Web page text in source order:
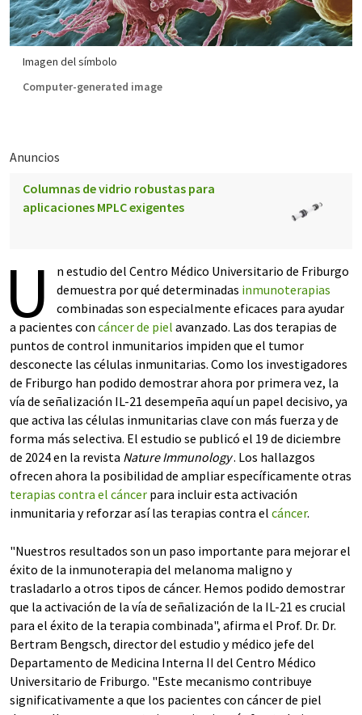
Imagen del símbolo
Computer-generated image
Anuncios
Columnas de vidrio robustas para
aplicaciones MPLC exigentes
U
n estudio del Centro Médico Universitario de Friburgo
demuestra por qué determinadas inmunoterapias
combinadas son especialmente eficaces para ayudar
a pacientes con cáncer de piel avanzado. Las dos terapias de
puntos de control inmunitarios impiden que el tumor
desconecte las células inmunitarias. Como los investigadores
de Friburgo han podido demostrar ahora por primera vez, la
vía de señalización IL-21 desempeña aquí un papel decisivo, ya
que activa las células inmunitarias clave con más fuerza y de
forma más selectiva. El estudio se publicó el 19 de diciembre
de 2024 en la revista Nature Immunology. Los hallazgos
ofrecen ahora la posibilidad de ampliar específicamente otras
terapias contra el cáncer para incluir esta activación
inmunitaria y reforzar así las terapias contra el cáncer.
"Nuestros resultados son un paso importante para mejorar el
éxito de la inmunoterapia del melanoma maligno y
trasladarlo a otros tipos de cáncer. Hemos podido demostrar
que la activación de la vía de señalización de la IL-21 es crucial
para el éxito de la terapia combinada", afirma el Prof. Dr. Dr.
Bertram Bengsch, director del estudio y médico jefe del
Departamento de Medicina Interna II del Centro Médico
Universitario de Friburgo. "Este mecanismo contribuye
significativamente a que los pacientes con cáncer de piel